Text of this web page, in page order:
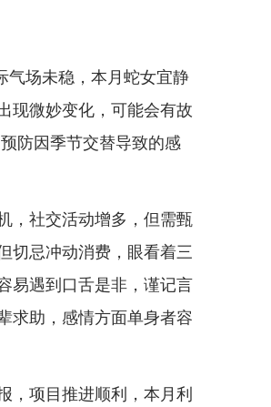
气场未稳，本月蛇女宜静
现微妙变化，可能会有故
防因季节交替导致的感
，社交活动增多，但需甄
切忌冲动消费，眼看着三
易遇到口舌是非，谨记言
求助，感情方面单身者容
，项目推进顺利，本月利